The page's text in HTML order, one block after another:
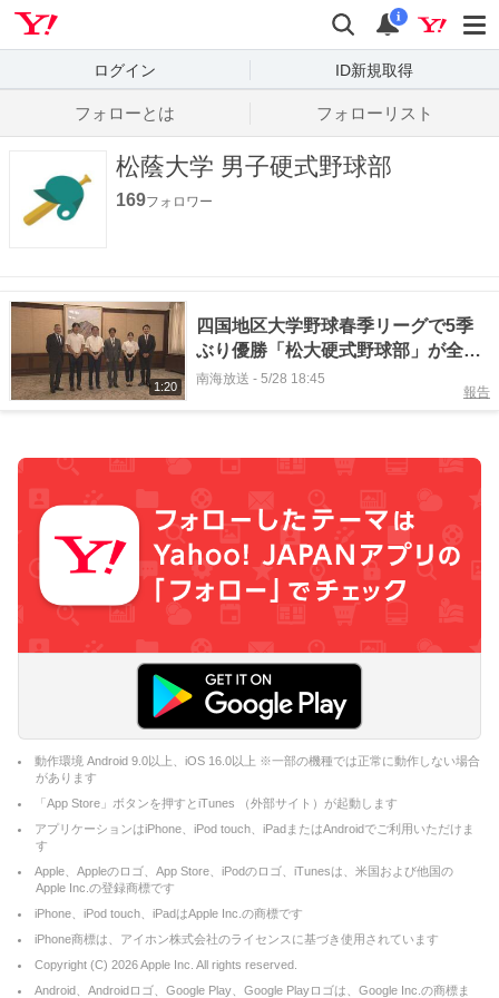
検索
通知
i
ログイン ID新規取得
フォローとは フォローリスト
松蔭大学 男子硬式野球部
169フォロワー
1:20
四国地区大学野球春季リーグで5季
ぶり優勝「松大硬式野球部」が全国
大会出場へ
南海放送 - 5/28 18:45
報告
動作環境 Android 9.0以上、iOS 16.0以上 ※一部の機種では正常に動作しない場合
があります
「App Store」ボタンを押すとiTunes （外部サイト）が起動します
アプリケーションはiPhone、iPod touch、iPadまたはAndroidでご利用いただけま
す
Apple、Appleのロゴ、App Store、iPodのロゴ、iTunesは、米国および他国の
Apple Inc.の登録商標です
iPhone、iPod touch、iPadはApple Inc.の商標です
iPhone商標は、アイホン株式会社のライセンスに基づき使用されています
Copyright (C) 2026Apple Inc. All rights reserved.
Android、Androidロゴ、Google Play、Google Playロゴは、Google Inc.の商標ま